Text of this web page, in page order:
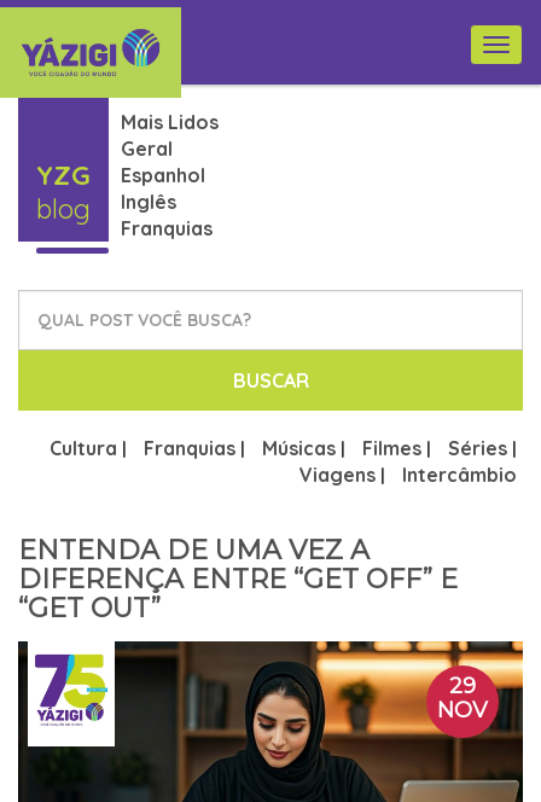
YZG
blog
Mais Lidos
Geral
Espanhol
Inglês
Franquias
BUSCAR
Cultura | Franquias | Músicas | Filmes | Séries |
Viagens | Intercâmbio
ENTENDA DE UMA VEZ A
DIFERENÇA ENTRE “GET OFF” E
“GET OUT”
29
NOV